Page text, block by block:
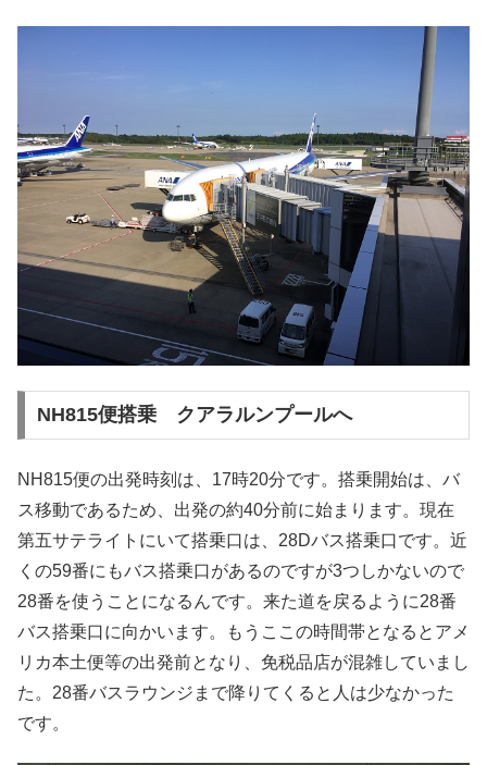
NH815便搭乗 クアラルンプールへ
NH815便の出発時刻は、17時20分です。搭乗開始は、バ
ス移動であるため、出発の約40分前に始まります。現在
第五サテライトにいて搭乗口は、28Dバス搭乗口です。近
くの59番にもバス搭乗口があるのですが3つしかないので
28番を使うことになるんです。来た道を戻るように28番
バス搭乗口に向かいます。もうここの時間帯となるとアメ
リカ本土便等の出発前となり、免税品店が混雑していまし
た。28番バスラウンジまで降りてくると人は少なかった
です。